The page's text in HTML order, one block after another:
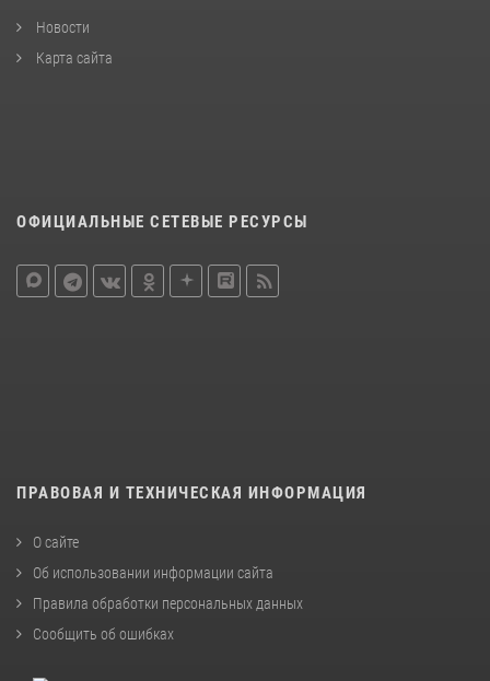
Новости
Карта сайта
ОФИЦИАЛЬНЫЕ СЕТЕВЫЕ РЕСУРСЫ
ПРАВОВАЯ И ТЕХНИЧЕСКАЯ ИНФОРМАЦИЯ
О сайте
Об использовании информации сайта
Правила обработки персональных данных
Сообщить об ошибках